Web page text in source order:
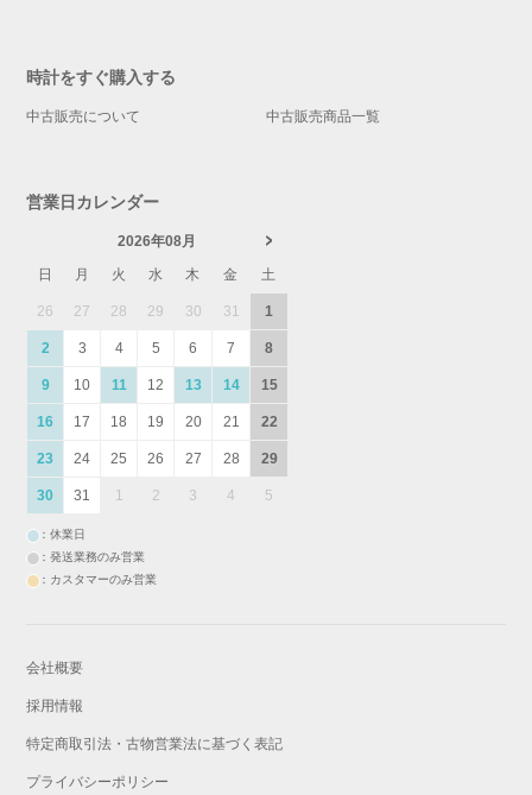
時計をすぐ購入する
中古販売について 中古販売商品一覧
営業日カレンダー
2026年08月
日
月 火 水 木 金 土
26 27 28 29 30 31 1
2 3 4 5 6 7 8
9 10 11 12 13 14 15
16 17 18 19 20 21 22
23 24 25 26 27 28 29
30 31 1 2 3 4 5
：休業日
：発送業務のみ営業
：カスタマーのみ営業
会社概要
採用情報
特定商取引法・古物営業法に基づく表記
プライバシーポリシー